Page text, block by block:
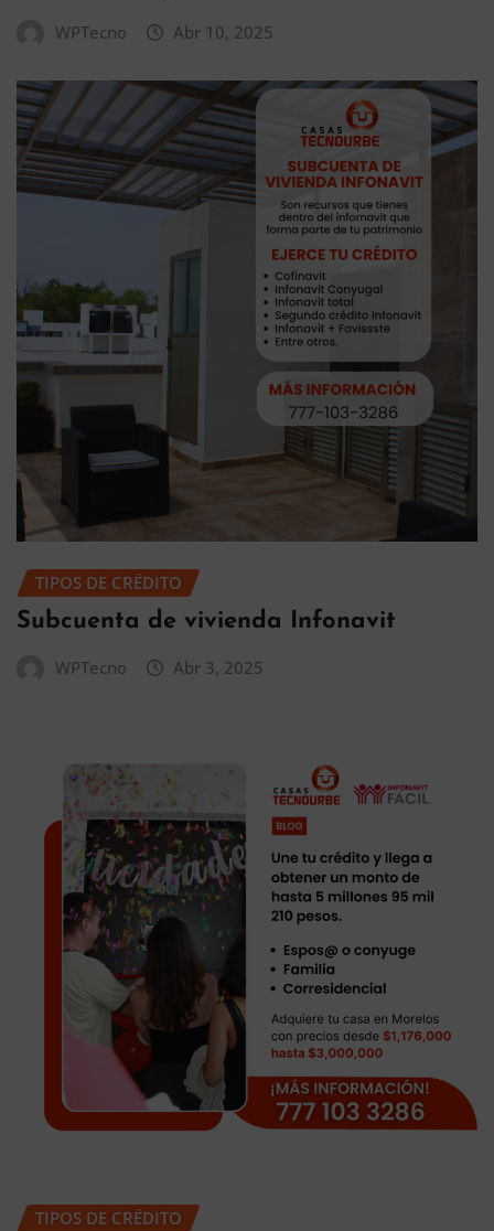
WPTecno Abr 10, 2025
TIPOS DE CRÉDITO
Subcuenta de vivienda Infonavit
WPTecno Abr 3, 2025
TIPOS DE CRÉDITO